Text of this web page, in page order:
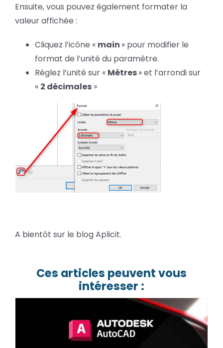
Ensuite, vous pouvez également formater la
valeur affichée :
Cliquez l’icône « main » pour modifier le
format de l’unité du paramètre.
Réglez l’unité sur « Mètres» et l’arrondi sur
« 2 décimales»
A bientôt sur le blog Aplicit.
Ces articles peuvent vous
intéresser :